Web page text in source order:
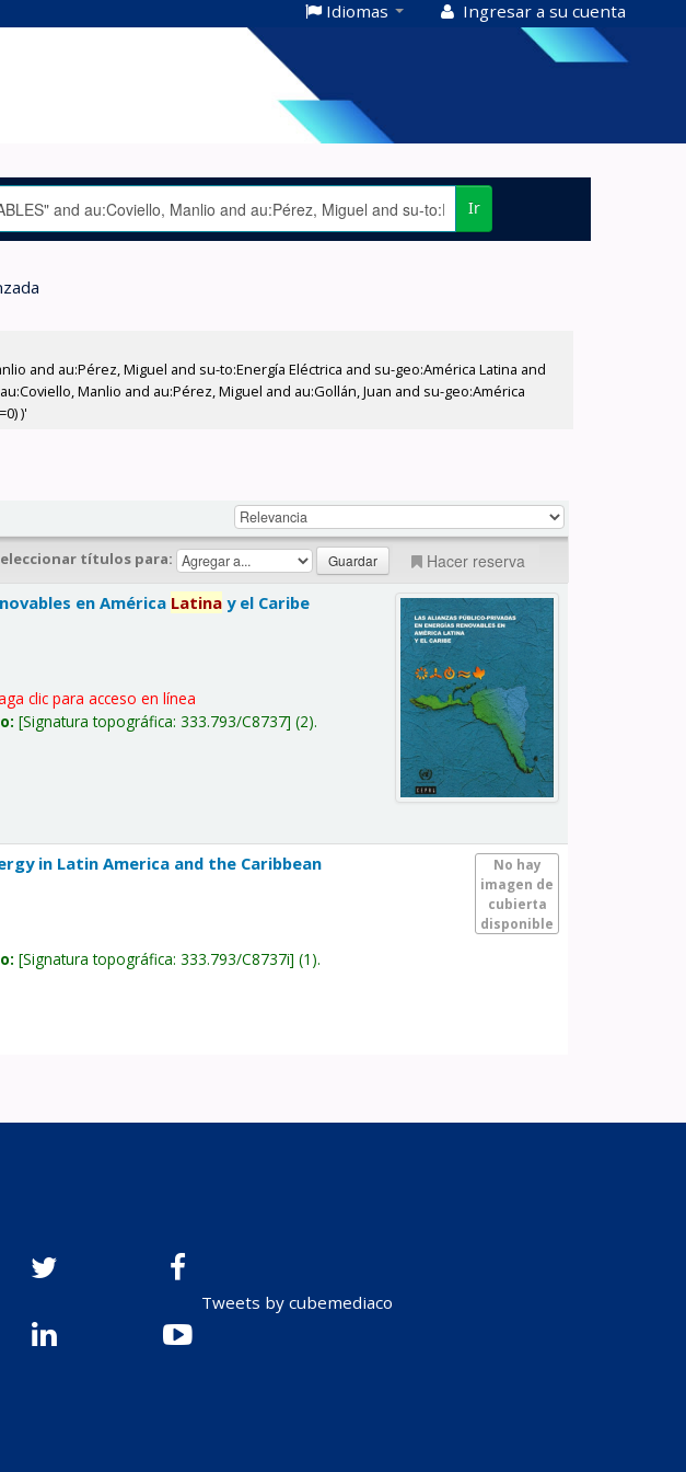
Idiomas Ingresar a su cuenta
Ir
and au:Pérez, Miguel and su-to:Energía Eléctrica and su-geo:América Latina and
Manlio and au:Pérez, Miguel and au:Gollán, Juan and su-geo:América
)'
títulos para: Hacer reserva
en América Latina y el Caribe
clic para acceso en línea
Signatura topográfica:333.793/C8737 (2).
No hay
imagen de
cubierta
disponible
in Latin America and the Caribbean
Signatura topográfica:333.793/C8737i (1).
Tweets by cubemediaco